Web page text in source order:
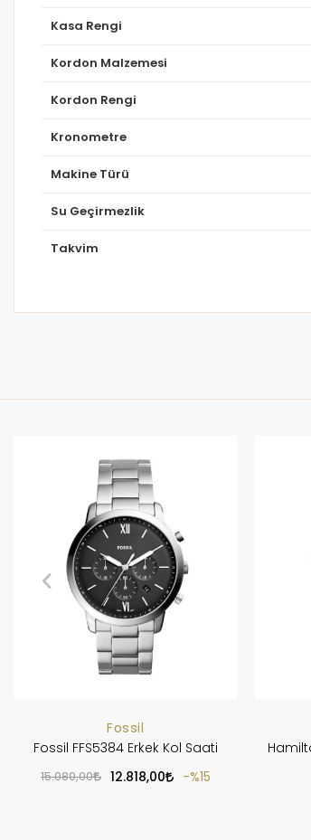
Kasa Rengi
Kordon Malzemesi
Kordon Rengi
Kronometre
Makine Türü
Su Geçirmezlik
Takvim
Fossil
Fossil FFS5384 Erkek Kol Saati
15.080,00 12.818,00 %15